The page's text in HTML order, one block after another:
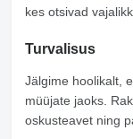
kes otsivad
Turvalisus
Jälgime hoolikalt,
müüjate jaoks.
oskusteavet ning